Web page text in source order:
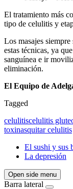
El tratamiento más
tipo de celulitis y
Los masajes
estas técnicas, ya
sanguínea e ir
eliminación.
El Equipo de
Tagged
celulitiscelulitis
toxinasquitar celulitis
El sushi y sus
La depresión
Open side menu
Barra lateral